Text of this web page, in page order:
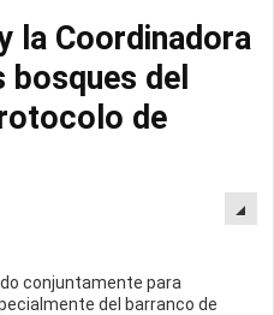
la Coordinadora
del
de
conjuntamente para
del barranco de